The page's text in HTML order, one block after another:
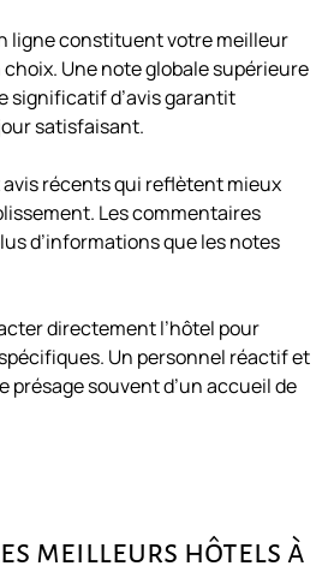
ligne constituent votre meilleur
Une note globale supérieure
significatif d’avis garantit
satisfaisant.
récents qui reflètent mieux
Les commentaires
d’informations que les notes
directement l’hôtel pour
Un personnel réactif et
présage souvent d’un accueil de
meilleurs hôtels à